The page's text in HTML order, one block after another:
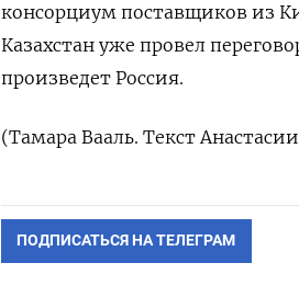
консорциум поставщиков из
Казахстан ‌уже провел
произведет Россия.
(Тамара Вааль. Текст
ПОДПИСАТЬСЯ НА ТЕЛЕГРАМ